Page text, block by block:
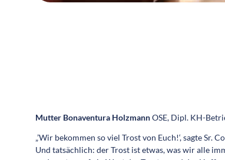
Mutter Bonaventura HolzmannOSE, Dipl. KH-
„’Wir bekommen so viel Trost von Euch!‘, ­sagte
Und tatsächlich: der Trost ist etwas, was wir alle